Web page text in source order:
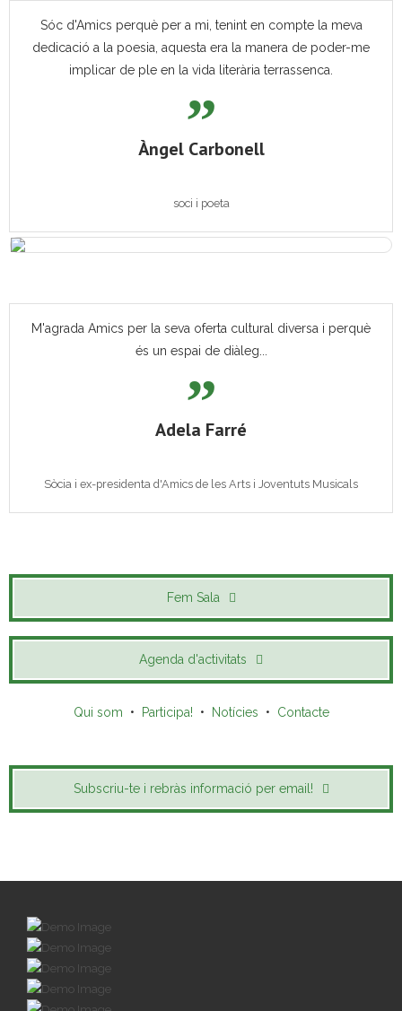
Sóc d'Amics perquè per a mi, tenint en compte la meva
dedicació a la poesia, aquesta era la manera de poder-me
implicar de ple en la vida literària terrassenca.
Àngel Carbonell
soci i poeta
M'agrada Amics per la seva oferta cultural diversa i perquè
és un espai de diàleg...
Adela Farré
Sòcia i ex-presidenta d'Amics de les Arts i Joventuts Musicals
Fem Sala
Agenda d'activitats
Qui som • Participa! • Notícies • Contacte
Subscriu-te i rebràs informació per email!